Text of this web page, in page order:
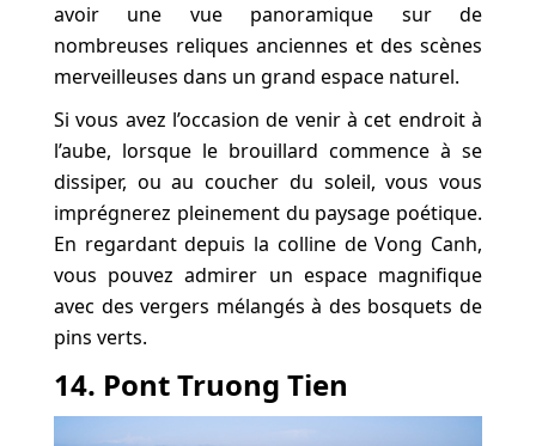
avoir une vue panoramique sur de
nombreuses reliques anciennes et des scènes
merveilleuses dans un grand espace naturel.
Si vous avez l’occasion de venir à cet endroit à
l’aube, lorsque le brouillard commence à se
dissiper, ou au coucher du soleil, vous vous
imprégnerez pleinement du paysage poétique.
En regardant depuis la colline de Vong Canh,
vous pouvez admirer un espace magnifique
avec des vergers mélangés à des bosquets de
pins verts.
14. Pont Truong Tien